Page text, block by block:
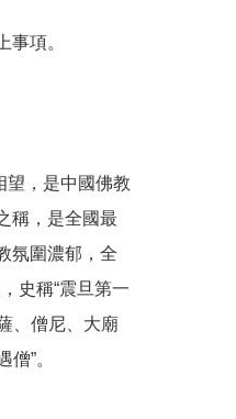
事項。
望，是中國佛教
稱，是全國最
氛圍濃郁，全
史稱“震旦第一
、僧尼、大廟
”。